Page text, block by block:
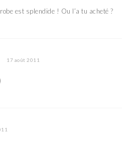
est splendide ! Ou l’a tu acheté ?
17 août 2011